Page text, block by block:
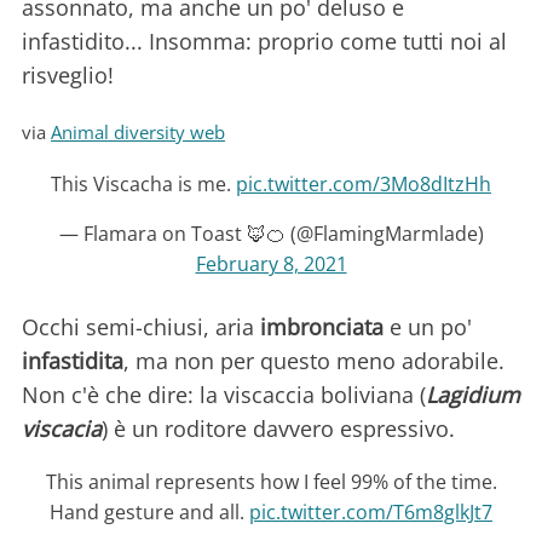
assonnato, ma anche un po' deluso e
infastidito... Insomma: proprio come tutti noi al
risveglio!
via Animal diversity web
This Viscacha is me. pic.twitter.com/3Mo8dItzHh
— Flamara on Toast 🦊🍊 (@FlamingMarmlade)
February 8, 2021
Occhi semi-chiusi, aria imbronciata e un po'
infastidita, ma non per questo meno adorabile.
Non c'è che dire: la viscaccia boliviana (Lagidium
viscacia) è un roditore davvero espressivo.
This animal represents how I feel 99% of the time.
Hand gesture and all. pic.twitter.com/T6m8glkJt7